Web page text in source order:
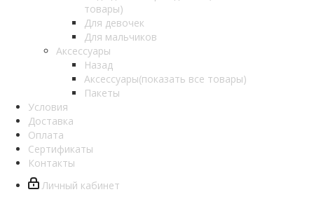
товары)
Для девочек
Для мальчиков
Аксессуары
Назад
Аксессуары(показать все товары)
Пакеты
Условия
Доставка
Оплата
Сертификаты
Контакты
Личный кабинет